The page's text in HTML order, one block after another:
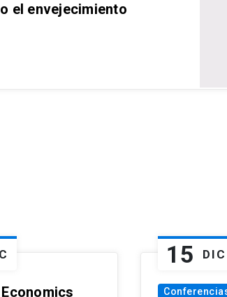
el envejecimiento
15 DIC